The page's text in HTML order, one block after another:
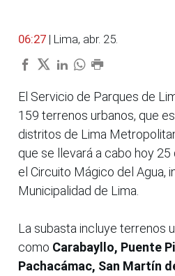
06:27 | Lima, abr. 25.
El Servicio de Parques de
159 terrenos urbanos, que
distritos de Lima
que se llevará a cabo hoy 25
el Circuito Mágico del Agua,
Municipalidad de Lima.
La subasta incluye terrenos
como Carabayllo, Puente
Pachacámac, San Martín